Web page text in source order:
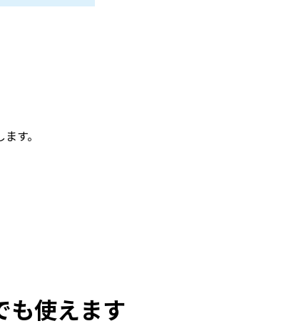
す。
も使えます